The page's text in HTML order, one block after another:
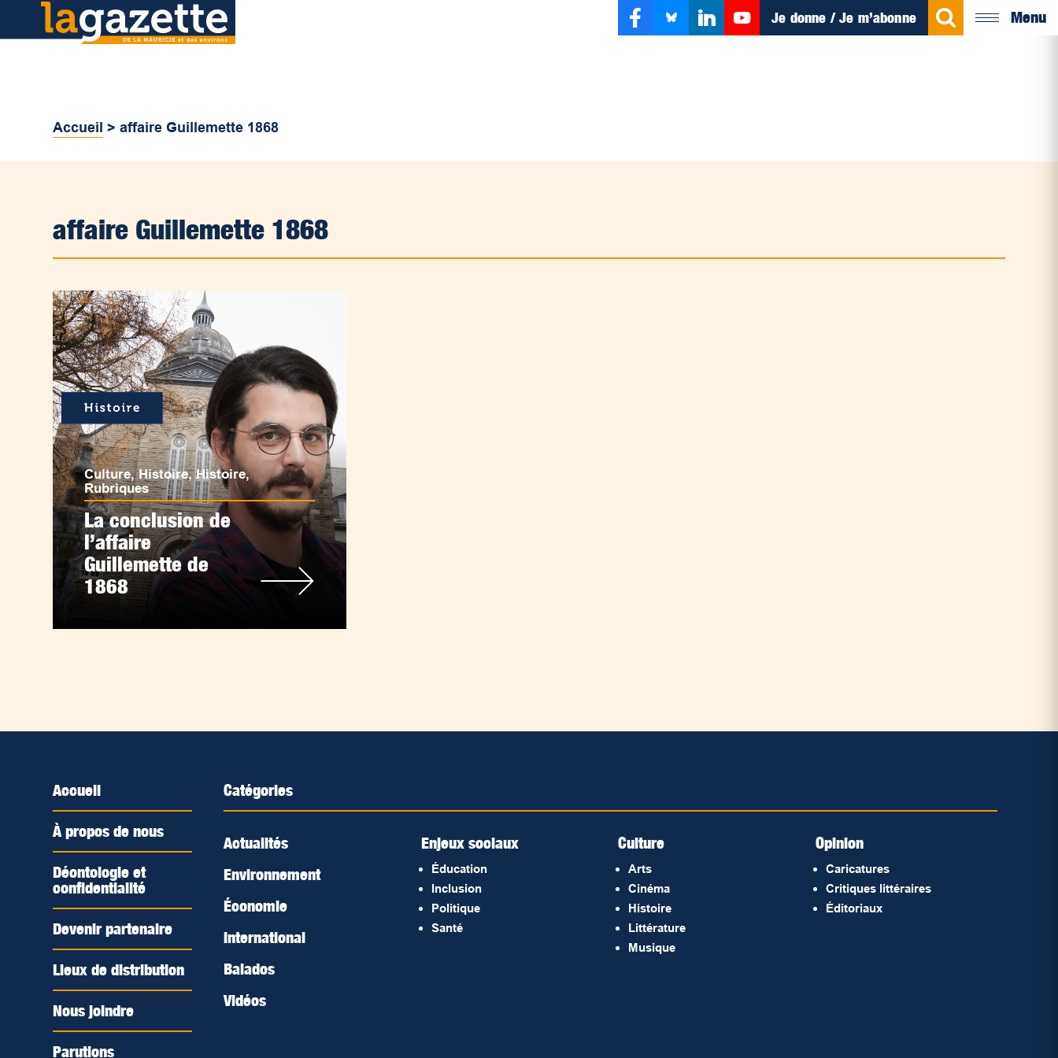
Je donne / Je m’abonne Menu
Accueil >affaire Guillemette 1868
affaire Guillemette 1868
Culture,Histoire,Histoire,
Rubriques
La conclusion de
l’affaire
Guillemette de
1868
Accueil
À propos de nous
Déontologie et
confidentialité
Devenir partenaire
Lieux de distribution
Nous joindre
Parutions
Catégories
Actualités
Environnement
Économie
International
Balados
Vidéos
Enjeux sociaux
Éducation
Inclusion
Politique
Santé
Culture
Arts
Cinéma
Histoire
Littérature
Musique
Opinion
Caricatures
Critiques littéraires
Éditoriaux